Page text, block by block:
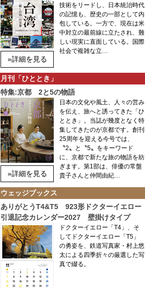
»詳細を見る
技術をリードし、日本統治時代
の記憶も、歴史の一部として内
包している。一方で、現在は米
中対立の最前線に立たされ、難
しい現実に直面している。国際
社会で複雑な立…
月刊「ひととき」
特集:京都 2と5の物語
»詳細を見る
日本の文化や風土、人々の営み
を伝え、旅へと誘ってきた「ひ
ととき」。当誌が幾度となく特
集してきたのが京都です。創刊
25周年を迎える今号では、
〝2〟と〝5〟をキーワード
に、京都で新たな旅の物語を紡
ぎます。第1部は、俳優の常盤
貴子さんと仲間由紀…
ウェッジブックス
ありがとうT4&T5 923形ドクターイエロー
引退記念カレンダー2027 壁掛けタイプ
ドクターイエロー「T4」、そ
してドクターイエロー「T5」
の勇姿を、鉄道写真家・村上悠
太による四季折々の厳選した写
真で綴る。